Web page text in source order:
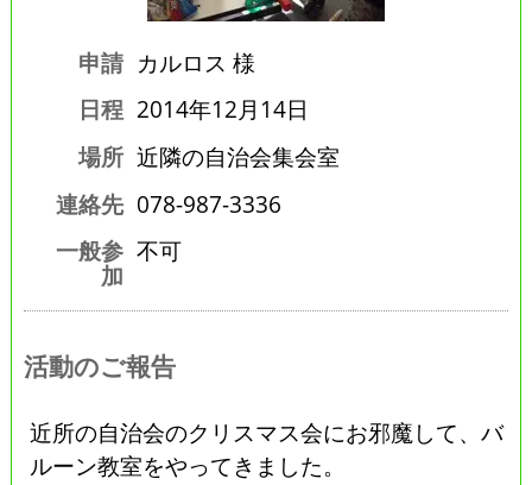
申請 カルロス 様
日程 2014年12月14日
場所 近隣の自治会集会室
連絡先 078-987-3336
一般参
加
不可
活動のご報告
近所の自治会のクリスマス会にお邪魔して、バ
ルーン教室をやってきました。